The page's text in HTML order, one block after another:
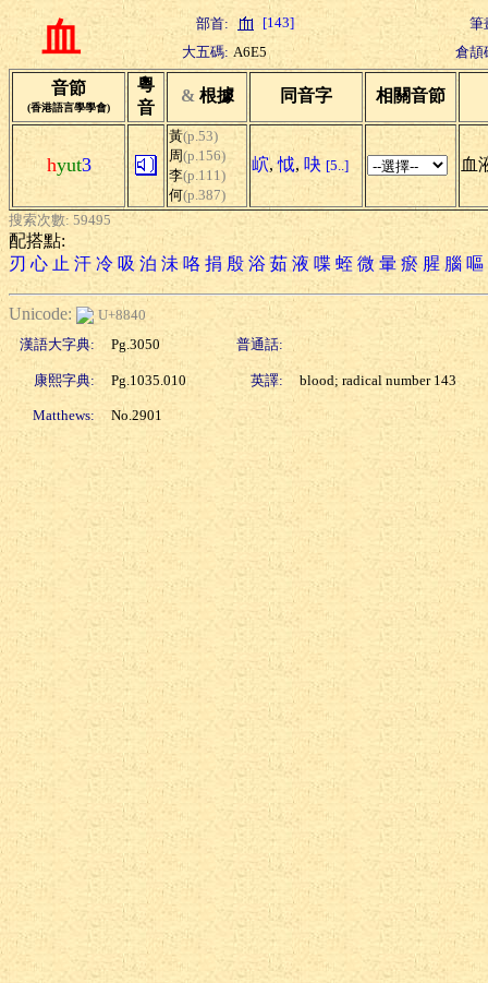
血 部首: [143]
筆
大五碼: A6E5 倉頡
音節
(香港語言學學會)
粵
音
& 根據 同音字 相關音節
hyut3
黃(p.53)
周(p.156)
李(p.111)
何(p.387)
岤,怴, 吷 [5..] 血
搜索次數: 59495
配搭點:
刃 心 止 汗 冷 吸 泊 沬 咯 捐 殷 浴 茹 液 喋 蛭 微 暈 瘀 腥 腦 嘔
Unicode:
U+8840
漢語大字典:
Pg.3050 普通話:
康熙字典: Pg.1035.010 英譯: blood; radical number 143
Matthews: No.2901